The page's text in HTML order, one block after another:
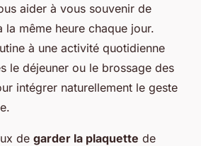
aider à vous souvenir de
la même heure chaque jour.
à une activité quotidienne
le déjeuner ou le brossage des
intégrer naturellement le geste
de garder la plaquette de